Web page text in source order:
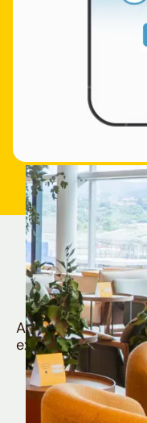
Quem
Aproveite todos
exclusivas da sua